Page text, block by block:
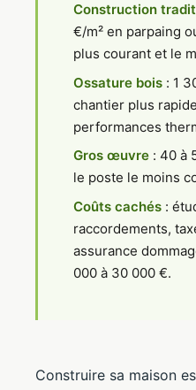
Construction
€/m² en parpaing
plus courant et le
Ossature bois : 1
chantier plus
performances
Gros œuvre : 40 à
le poste le moins
Coûts cachés :
raccordements,
assurance
000 à 30 000 €.
Construire sa maison